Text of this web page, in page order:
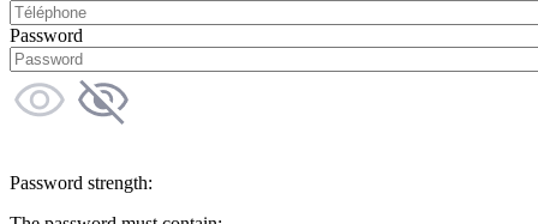
Password
Password strength: